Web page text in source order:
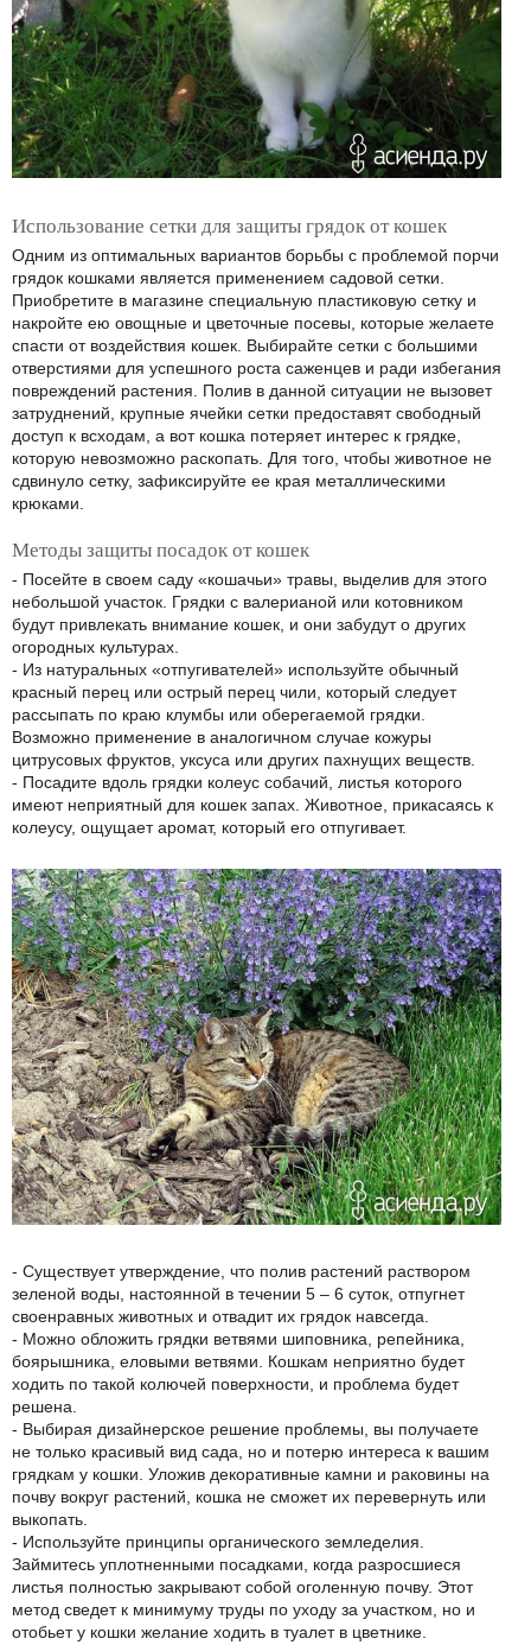
Использование сетки для защиты грядок от кошек
Одним из оптимальных вариантов борьбы с проблемой порчи
грядок кошками является применением садовой сетки.
Приобретите в магазине специальную пластиковую сетку и
накройте ею овощные и цветочные посевы, которые желаете
спасти от воздействия кошек. Выбирайте сетки с большими
отверстиями для успешного роста саженцев и ради избегания
повреждений растения. Полив в данной ситуации не вызовет
затруднений, крупные ячейки сетки предоставят свободный
доступ к всходам, а вот кошка потеряет интерес к грядке,
которую невозможно раскопать. Для того, чтобы животное не
сдвинуло сетку, зафиксируйте ее края металлическими
крюками.
Методы защиты посадок от кошек
- Посейте в своем саду «кошачьи» травы, выделив для этого
небольшой участок. Грядки с валерианой или котовником
будут привлекать внимание кошек, и они забудут о других
огородных культурах.
- Из натуральных «отпугивателей» используйте обычный
красный перец или острый перец чили, который следует
рассыпать по краю клумбы или оберегаемой грядки.
Возможно применение в аналогичном случае кожуры
цитрусовых фруктов, уксуса или других пахнущих веществ.
- Посадите вдоль грядки колеус собачий, листья которого
имеют неприятный для кошек запах. Животное, прикасаясь к
колеусу, ощущает аромат, который его отпугивает.
- Существует утверждение, что полив растений раствором
зеленой воды, настоянной в течении 5 – 6 суток, отпугнет
своенравных животных и отвадит их грядок навсегда.
- Можно обложить грядки ветвями шиповника, репейника,
боярышника, еловыми ветвями. Кошкам неприятно будет
ходить по такой колючей поверхности, и проблема будет
решена.
- Выбирая дизайнерское решение проблемы, вы получаете
не только красивый вид сада, но и потерю интереса к вашим
грядкам у кошки. Уложив декоративные камни и раковины на
почву вокруг растений, кошка не сможет их перевернуть или
выкопать.
- Используйте принципы органического земледелия.
Займитесь уплотненными посадками, когда разросшиеся
листья полностью закрывают собой оголенную почву. Этот
метод сведет к минимуму труды по уходу за участком, но и
отобьет у кошки желание ходить в туалет в цветнике.